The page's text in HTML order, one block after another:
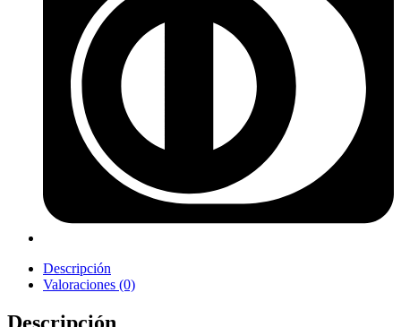
Descripción
Valoraciones (0)
Descripción